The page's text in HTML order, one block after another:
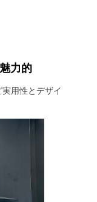
力的
用性とデザイ